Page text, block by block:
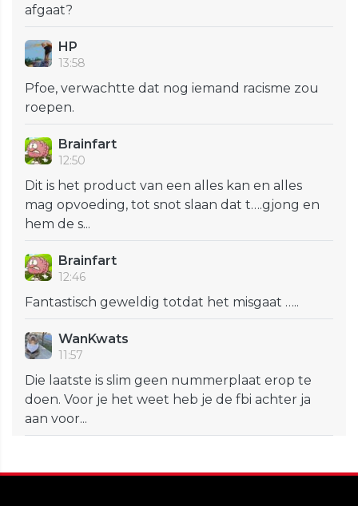
afgaat?
HP
13:58
Pfoe, verwachtte dat nog iemand racisme zou
roepen.
Brainfart
12:50
Dit is het product van een alles kan en alles
mag opvoeding, tot snot slaan dat t….gjong en
hem de s...
Brainfart
12:46
Fantastisch geweldig totdat het misgaat …..
WanKwats
11:57
Die laatste is slim geen nummerplaat erop te
doen. Voor je het weet heb je de fbi achter ja
aan voor...